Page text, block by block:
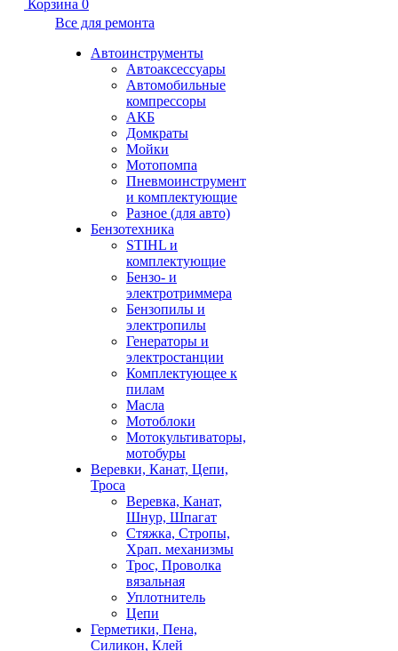
Корзина 0
Все для ремонта
Автоинструменты
Автоаксессуары
Автомобильные
компрессоры
АКБ
Домкраты
Мойки
Мотопомпа
Пневмоинструмент
и комплектующие
Разное (для авто)
Бензотехника
STIHL и
комплектующие
Бензо- и
электротриммера
Бензопилы и
электропилы
Генераторы и
электростанции
Комплектующее к
пилам
Масла
Мотоблоки
Мотокультиваторы,
мотобуры
Веревки, Канат, Цепи,
Троса
Веревка, Канат,
Шнур, Шпагат
Стяжка, Стропы,
Храп. механизмы
Трос, Проволка
вязальная
Уплотнитель
Цепи
Герметики, Пена,
Силикон, Клей